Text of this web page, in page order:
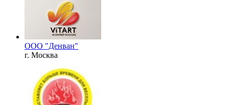
ООО "Денван"
г. Москва